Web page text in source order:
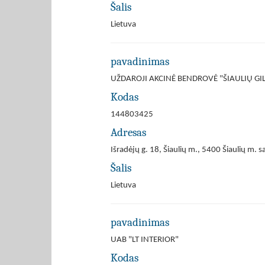
Šalis
Lietuva
pavadinimas
UŽDAROJI AKCINĖ BENDROVĖ "ŠIAULIŲ
Kodas
144803425
Adresas
Išradėjų g. 18, Šiaulių m., 5400 Šiaulių m.
Šalis
Lietuva
pavadinimas
UAB "LT INTERIOR"
Kodas